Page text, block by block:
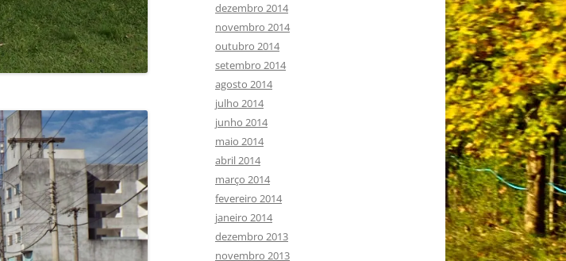
dezembro 2014
novembro 2014
outubro 2014
setembro 2014
agosto 2014
julho 2014
junho 2014
maio 2014
abril 2014
março 2014
fevereiro 2014
janeiro 2014
dezembro 2013
novembro 2013